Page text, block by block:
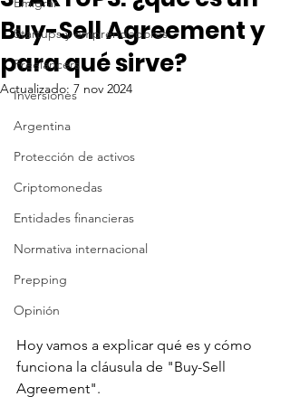
Startups y emprendedores
Freelancers
Inversiones
Argentina
Protección de activos
Criptomonedas
Entidades financieras
Normativa internacional
Prepping
Opinión
Buy-Sell Agreement y
para qué sirve?
Actualizado: 7 nov 2024
Hoy vamos a explicar qué es y cómo
funciona la cláusula de "Buy-Sell
Agreement".